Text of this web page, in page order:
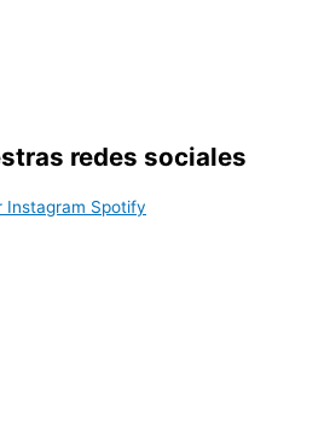
redes sociales
Instagram Spotify